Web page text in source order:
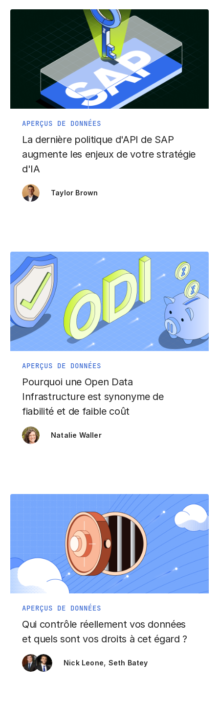
APERÇUS DE DONNÉES
La dernière politique d'API de SAP
augmente les enjeux de votre stratégie
d'IA
Taylor Brown
APERÇUS DE DONNÉES
Pourquoi une Open Data
Infrastructure est synonyme de
fiabilité et de faible coût
Natalie Waller
APERÇUS DE DONNÉES
Qui contrôle réellement vos données
et quels sont vos droits à cet égard ?
Nick Leone, Seth Batey